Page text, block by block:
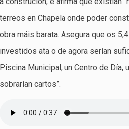
terreos en Chapela onde poder
obra máis barata. Asegura que os
investidos ata o de agora serían
Piscina Municipal, un Centro de Día,
sobrarían cartos”.